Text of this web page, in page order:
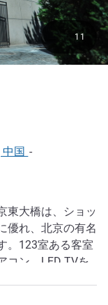
11
国 -
東大橋は、ショッ
優れ、北京の有名
。123室ある客室
コン、LED TVを